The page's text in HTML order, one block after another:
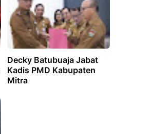
Decky Batubuaja Jabat
Kadis PMD Kabupaten
Mitra